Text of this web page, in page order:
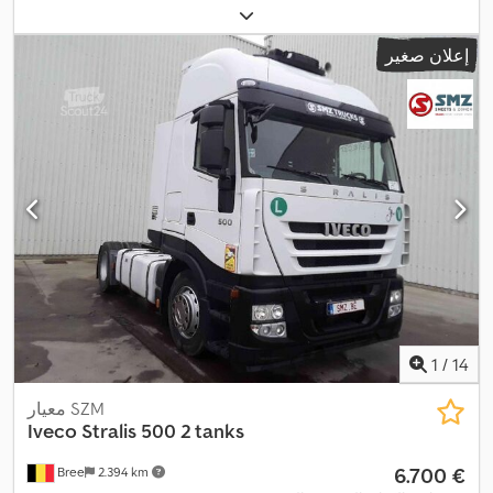
, نوع التروس:
إعلان صغير
1 / 14
Bree 2.394 km
معيار SZM
Iveco Stralis 500 2 tanks
‏6.700 €